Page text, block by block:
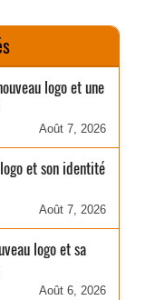
logo et une
Août 7, 2026
et son identité
Août 7, 2026
logo et sa
Août 6, 2026